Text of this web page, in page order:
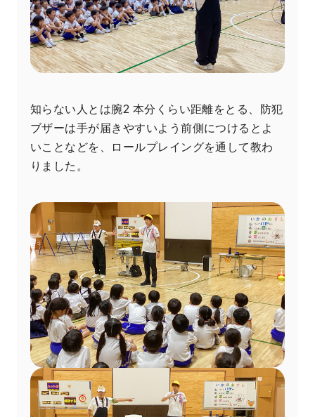
知らない人とは腕2 本分くらい距離をとる、防犯
ブザーは手が届きやすいよう前側につけるとよ
いことなどを、ロールプレイングを通して教わ
りました。